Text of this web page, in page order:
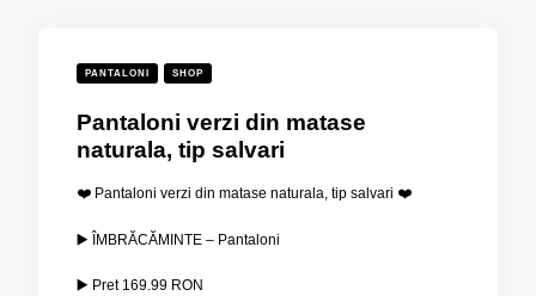
PANTALONI SHOP
Pantaloni verzi din matase
naturala, tip salvari
❤️ Pantaloni verzi din matase naturala, tip salvari ❤️
▶️ ÎMBRĂCĂMINTE – Pantaloni
▶️ Pret 169.99 RON